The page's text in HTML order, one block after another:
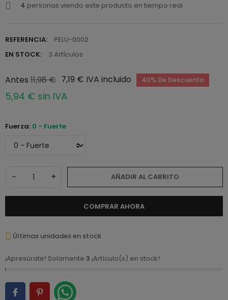
4 personas viendo este producto en tiempo real
REFERENCIA:
PELU-0002
EN STOCK:
3 Artículos
Antes 11,98 € 7,19 € IVA incluido 40% De Descuento
5,94 € sin IVA
Fuerza: 0 - Fuerte
− + AÑADIR AL CARRITO
COMPRAR AHORA
Últimas unidades en stock
¡Apresúrate! Solamente 3 ¡Artículo(s) en stock!